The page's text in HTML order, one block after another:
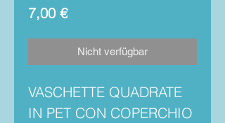
7,00 €Preis
Nicht verfügbar
VASCHETTE QUADRATE
IN PET CON COPERCHIO